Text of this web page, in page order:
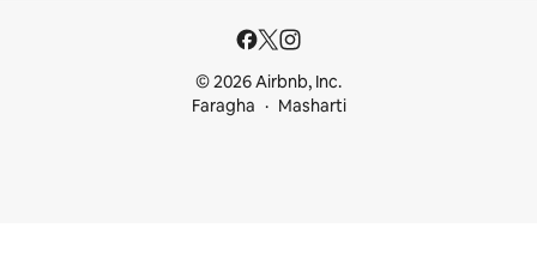
© 2026 Airbnb, Inc.
Faragha
Masharti